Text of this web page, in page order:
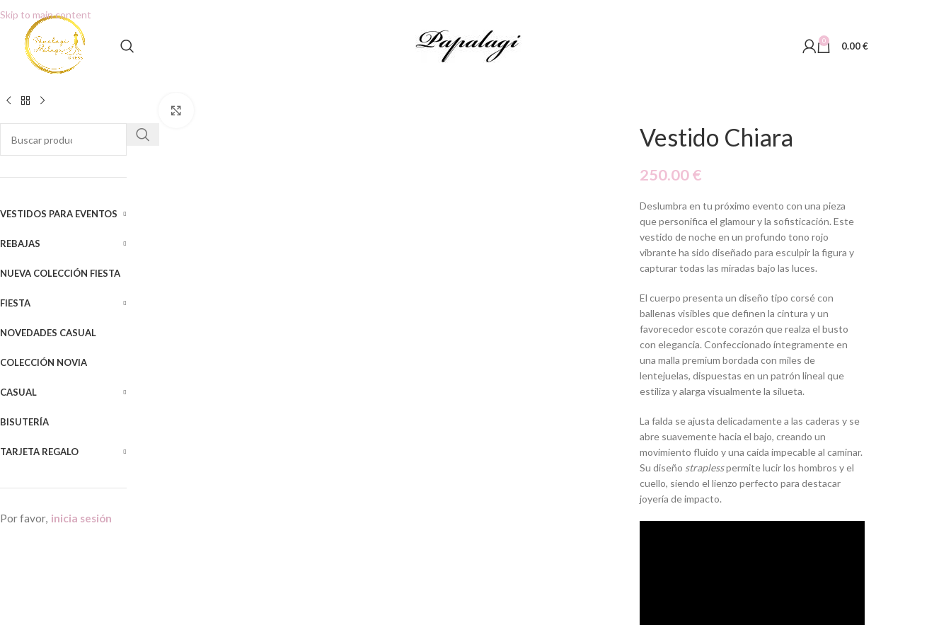
Skip to main content
0 0.00€
VESTIDOS PARA EVENTOS
REBAJAS
NUEVA COLECCIÓN FIESTA
FIESTA
NOVEDADES CASUAL
COLECCIÓN NOVIA
CASUAL
BISUTERÍA
TARJETA REGALO
Por favor, inicia sesión
Vestido Chiara
250.00€
Deslumbra en tu próximo evento con una pieza
que personifica el glamour y la sofisticación. Este
vestido de noche en un profundo tono rojo
vibrante ha sido diseñado para esculpir la figura y
capturar todas las miradas bajo las luces.
El cuerpo presenta un diseño tipo corsé con
ballenas visibles que definen la cintura y un
favorecedor escote corazón que realza el busto
con elegancia.Confeccionado íntegramente en
una malla premium bordada con miles de
lentejuelas, dispuestas en un patrón lineal que
estiliza y alarga visualmente la silueta.
La falda se ajusta delicadamente a las caderas y se
abre suavemente hacia el bajo, creando un
movimiento fluido y una caída impecable al caminar.
Su diseño straplesspermite lucir los hombros y el
cuello, siendo el lienzo perfecto para destacar
joyería de impacto.